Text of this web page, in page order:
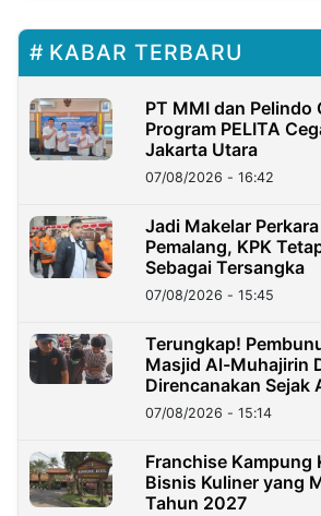
KABAR TERBARU
PT MMI dan Pelindo
Program PELITA
Jakarta Utara
07/08/2026 - 16:42
Jadi Makelar
Pemalang, KPK
Sebagai Tersangka
07/08/2026 - 15:45
Terungkap!
Masjid Al-Muhajirin
Direncanakan Sejak
07/08/2026 - 15:14
Franchise Kampung
Bisnis Kuliner yang
Tahun 2027